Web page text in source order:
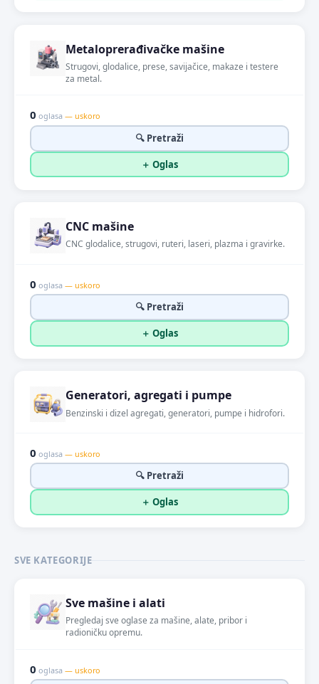
Metaloprerađivačke mašine
Strugovi, glodalice, prese, savijačice, makaze i testere
za metal.
0 oglasa — uskoro
🔍 Pretraži
＋ Oglas
CNC mašine
CNC glodalice, strugovi, ruteri, laseri, plazma i gravirke.
0 oglasa — uskoro
🔍 Pretraži
＋ Oglas
Generatori, agregati i pumpe
Benzinski i dizel agregati, generatori, pumpe i hidrofori.
0 oglasa — uskoro
🔍 Pretraži
＋ Oglas
SVE KATEGORIJE
Sve mašine i alati
Pregledaj sve oglase za mašine, alate, pribor i
radioničku opremu.
0 oglasa — uskoro